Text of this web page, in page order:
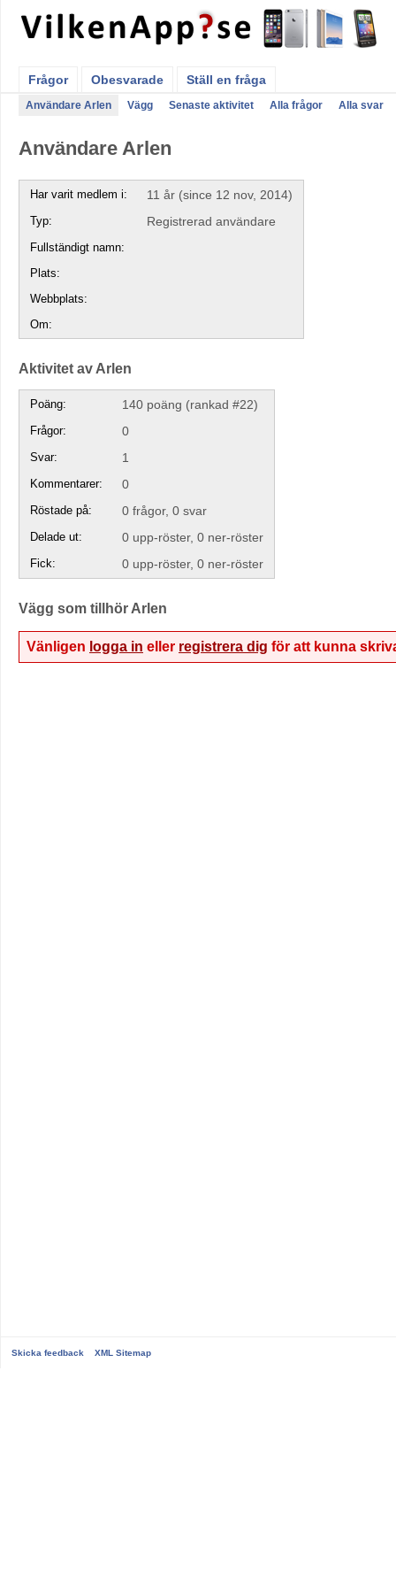
Frågor Obesvarade Ställ en fråga
Användare Arlen Vägg Senaste aktivitet Alla frågor Alla svar
Användare Arlen
Har varit medlem i: 11 år (since 12 nov, 2014)
Typ: Registrerad användare
Fullständigt namn:
Plats:
Webbplats:
Om:
Aktivitet av Arlen
Poäng: 140 poäng (rankad #22)
Frågor: 0
Svar: 1
Kommentarer: 0
Röstade på: 0 frågor, 0 svar
Delade ut: 0 upp-röster, 0 ner-röster
Fick: 0 upp-röster, 0 ner-röster
Vägg som tillhör Arlen
Vänligen logga in eller registrera dig för att kunna
Skicka feedback XML Sitemap